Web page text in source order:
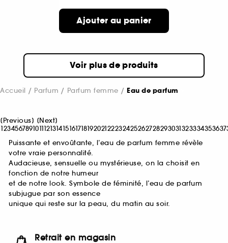
Ajouter au panier
Voir plus de produits
Accueil Parfum Parfum femme Eau de parfum
[Previous] [Next]
12345678910111213141516171819202122232425262728293031323334353637
Puissante et envoûtante, l’eau de parfum femme révèle
votre vraie personnalité.
Audacieuse, sensuelle ou mystérieuse, on la choisit en
fonction de notre humeur
et de notre look. Symbole de féminité, l’eau de parfum
subjugue par son essence
unique qui reste sur la peau, du matin au soir.
Retrait en magasin